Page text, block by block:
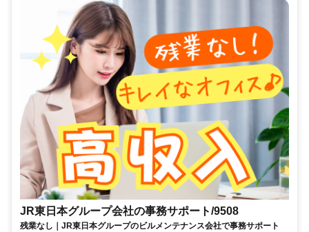
JR東日本グループ会社の事務サポート/9508
残業なし｜JR東日本グループのビルメンテナンス会社で事務サポート